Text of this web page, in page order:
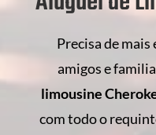
Precisa de mais
amigos e
limousine
com todo o